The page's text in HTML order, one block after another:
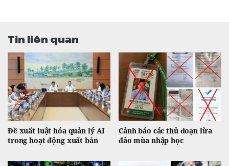
Tin liên quan
Đề xuất luật hóa quản lý AI
trong hoạt động xuất bản
Cảnh báo các thủ đoạn lừa
đảo mùa nhập học